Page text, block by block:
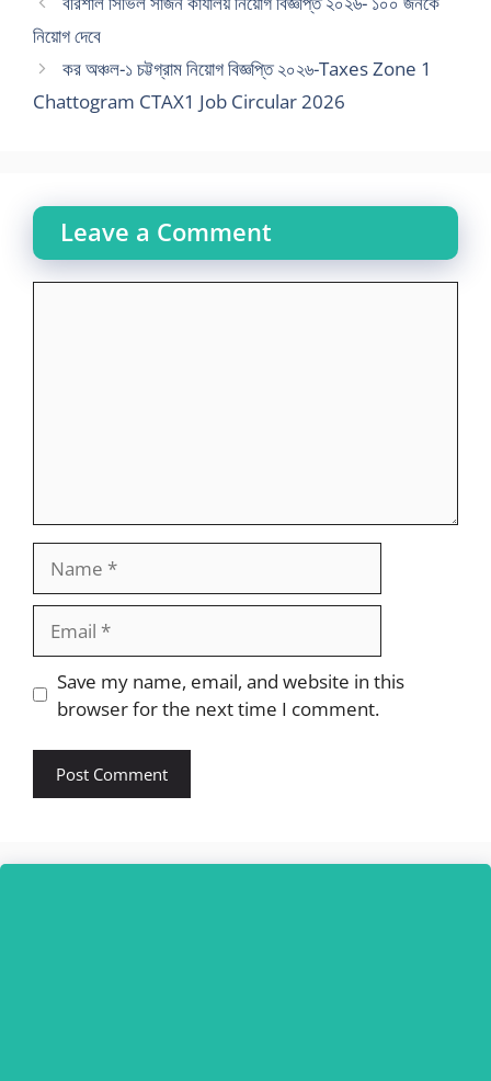
নিয়োগ দেবে
কর অঞ্চল-১ চট্টগ্রাম নিয়োগ বিজ্ঞপ্তি ২০২৬-Taxes Zone 1
Chattogram CTAX1 Job Circular 2026
Leave a Comment
Website
Save my name, email, and website in this
browser for the next time I comment.